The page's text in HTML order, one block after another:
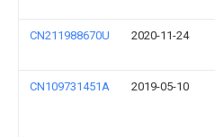
CN211988670U 2020-11-24
CN109731451A 2019-05-10